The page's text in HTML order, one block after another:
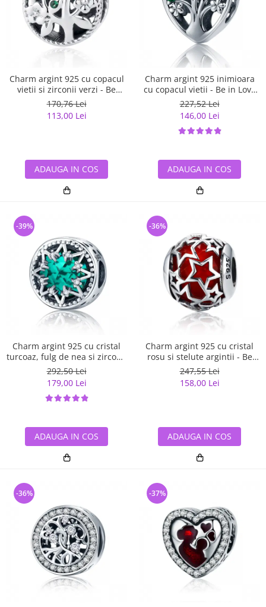
Charm argint 925 cu copacul
vietii si zirconii verzi - Be
Nature PST0059
170,76 Lei
113,00 Lei
ADAUGA IN COS
Charm argint 925 inimioara
cu copacul vietii - Be in Love
PST0105
227,52 Lei
146,00 Lei
ADAUGA IN COS
Charm argint 925 cu cristal
turcoaz, fulg de nea si zirconii
albe - Be Nature PST0110
292,50 Lei
179,00 Lei
-39%
ADAUGA IN COS
Charm argint 925 cu cristal
rosu si stelute argintii - Be
Nature PST0115
247,55 Lei
158,00 Lei
-36%
ADAUGA IN COS
-36% -37%